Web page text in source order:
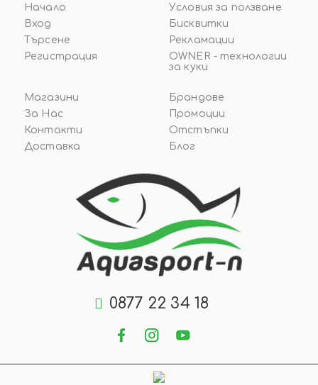
0877 22 34 18
Начало
Вход
Търсене
Регистрация
Условия за ползване
Бисквитки
Рекламации
OWNER - технологии
за куки
Магазини
За Нас
Контакти
Доставка
Брандове
Промоции
Отстъпки
Блог
GDPR